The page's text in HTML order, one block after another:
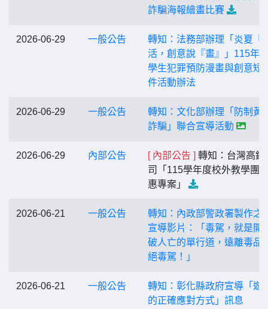
詐騙海報繪畫比賽
2026-06-29 一般公告
轉知：法務部辦理「炎夏『
活，創意說『畫』」115年
學生犯罪預防漫畫與創意短
件活動辦法
2026-06-29 一般公告
轉知：文化部辦理「防制黃
詐騙」聯合宣導活動
2026-06-29 內部公告 [ 內部公告 ] 轉知：台灣高鐵
司「115學年度校外教學團
惠專案」
2026-06-21 一般公告
轉知：內政部警政署製作之
宣導影片：「毒駕，就是開
破人亡的單行道，遠離毒品
絕毒駕！」
2026-06-21 一般公告
轉知：彰化縣政府宣導「遊
的正確應對方式」訊息